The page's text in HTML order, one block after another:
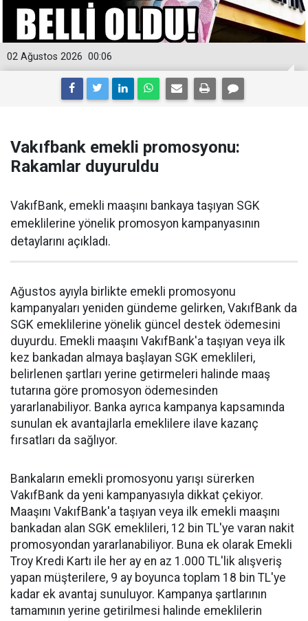
00:06
02 Ağustos 2026
Vakıfbank emekli promosyonu:
Rakamlar duyuruldu
VakıfBank, emekli maaşını bankaya taşıyan SGK
emeklilerine yönelik promosyon kampanyasının
detaylarını açıkladı.
Ağustos ayıyla birlikte emekli promosyonu
kampanyaları yeniden gündeme gelirken, VakıfBank da
SGK emeklilerine yönelik güncel destek ödemesini
duyurdu. Emekli maaşını VakıfBank'a taşıyan veya ilk
kez bankadan almaya başlayan SGK emeklileri,
belirlenen şartları yerine getirmeleri halinde maaş
tutarına göre promosyon ödemesinden
yararlanabiliyor. Banka ayrıca kampanya kapsamında
sunulan ek avantajlarla emeklilere ilave kazanç
fırsatları da sağlıyor.
Bankaların emekli promosyonu yarışı sürerken
VakıfBank da yeni kampanyasıyla dikkat çekiyor.
Maaşını VakıfBank'a taşıyan veya ilk emekli maaşını
bankadan alan SGK emeklileri, 12 bin TL'ye varan nakit
promosyondan yararlanabiliyor. Buna ek olarak Emekli
Troy Kredi Kartı ile her ay en az 1.000 TL'lik alışveriş
yapan müşterilere, 9 ay boyunca toplam 18 bin TL'ye
kadar ek avantaj sunuluyor. Kampanya şartlarının
tamamının yerine getirilmesi halinde emeklilerin